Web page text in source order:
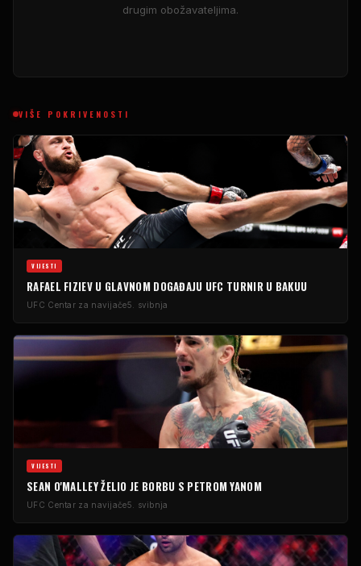
drugim obožavateljima.
VIŠE POKRIVENOSTI
VIJESTI
RAFAEL FIZIEV U GLAVNOM DOGAĐAJU UFC TURNIR U BAKUU
UFC Centar za navijače5. svibnja
VIJESTI
SEAN O'MALLEY ŽELIO JE BORBU S PETROM YANOM
UFC Centar za navijače5. svibnja